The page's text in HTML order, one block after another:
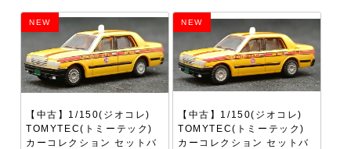
NEW
【中古】1/150(ジオコレ)
TOMYTEC(トミーテック)
カーコレクション セットバ
NEW
【中古】1/150(ジオコレ)
TOMYTEC(トミーテック)
カーコレクション セットバ